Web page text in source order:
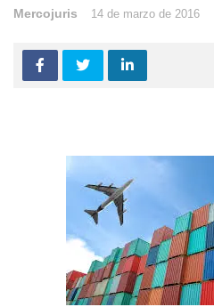
Mercojuris 14 de marzo de 2016